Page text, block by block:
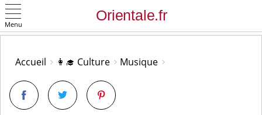
Menu
Accueil 👩‍🎓 Culture Musique